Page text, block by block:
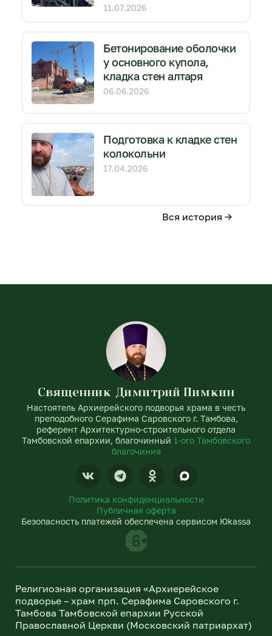
11.07.2026
Бетонирование оболочки
у основного купола,
кладка стен алтаря
06.06.2026
Подготовка к кладке стен
колокольни
17.04.2026
Вся история →
Священник Димитрий Пимкин
Настоятель Архиерейского подворья храма в честь
преподобного Серафима Саровского г. Тамбова,
референт Архитектурно-строительного отдела
Тамбовской епархии, благочинный 1-ого Тамбовского
благочиния
V
k
T
e
e
g
m
O
d
o
k
s
i
k
i
Политика конфиденциальности
Публичная оферта
Безопасность платежей обеспечена сервисом Юkassa
Религиозная организация «Архиерейское
подворье – храм прп. Серафима Саровского г.
Тамбова Тамбовской епархии Русской
Православной Церкви (Московский патриархат)